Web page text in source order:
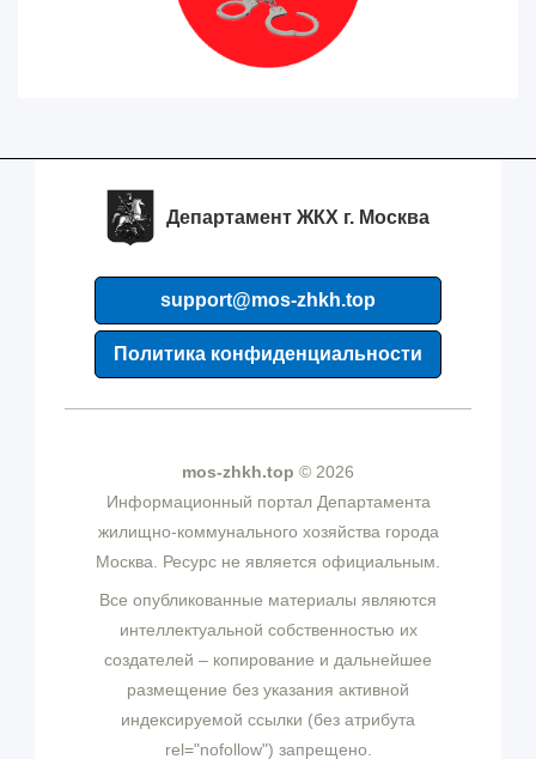
Департамент ЖКХ г. Москва
support@mos-zhkh.top
Политика конфиденциальности
mos-zhkh.top © 2026
Информационный портал Департамента
жилищно-коммунального хозяйства города
Москва. Ресурс не является официальным.
Все опубликованные материалы являются
интеллектуальной собственностью их
создателей – копирование и дальнейшее
размещение без указания активной
индексируемой ссылки (без атрибута
rel="nofollow") запрещено.